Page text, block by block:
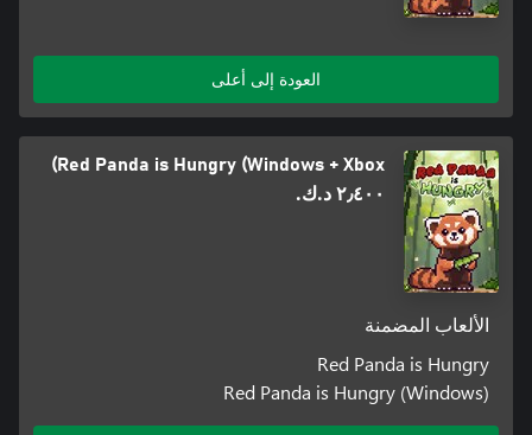
العودة إلى أعلى
Red Panda is Hungry (Windows + Xbox)
٢٫٤٠٠ د.ك.‏
الألعاب المضمنة
Red Panda is Hungry
Red Panda is Hungry (Windows)